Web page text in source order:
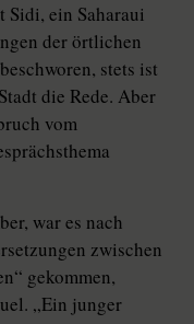
Sidi, ein Saharaui
der örtlichen
stets ist
die Rede. Aber
vom
war es nach
zwischen
gekommen,
„Ein junger